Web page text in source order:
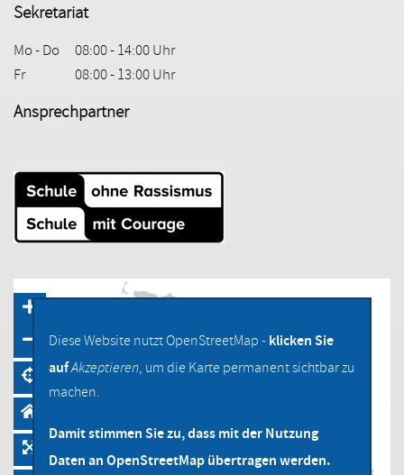
Sekretariat
Mo - Do
08:00 - 14:00 Uhr
Fr
08:00 - 13:00 Uhr
Ansprechpartner
Diese Website nutzt OpenStreetMap -klicken Sie
aufAkzeptieren, um die Karte permanent sichtbar zu
machen.
Damit stimmen Sie zu, dass mit der Nutzung
Daten an OpenStreetMap übertragen werden.